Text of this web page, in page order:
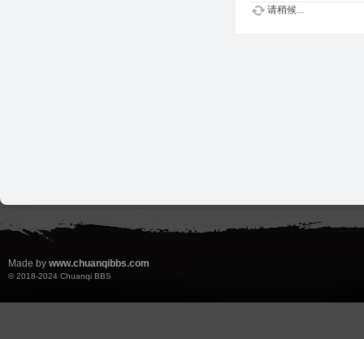
请稍候...
Made by www.chuanqibbs.com
© 2018-2024 Chuanqi BBS